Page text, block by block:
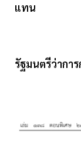
แทน
รัฐมนตรีว่ากา